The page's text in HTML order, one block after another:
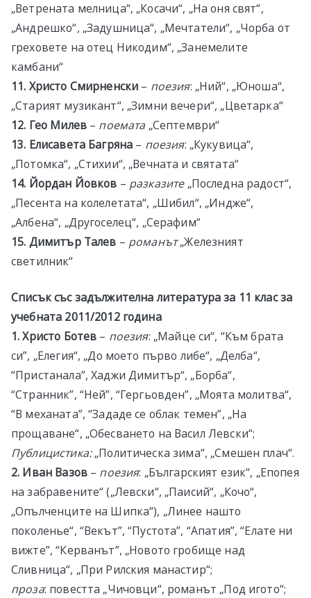
„Ветрената мелница“, „Косачи“, „На оня свят“,
„Андрешко“, „Задушница“, „Мечтатели“, „Чорба от
греховете на отец Никодим“, „Занемелите
камбани“
11. Христо Смирненски – поезия: „Ний“, „Юноша“,
„Старият музикант“, „Зимни вечери“, „Цветарка“
12. Гео Милев– поемата „Септември“
13. Елисавета Багряна – поезия: „Кукувица“,
„Потомка“, „Стихии“, „Вечната и святата“
14. Йордан Йовков – разказите„Последна радост“,
„Песента на колелетата“, „Шибил“, „Индже“,
„Албена“, „Другоселец“, „Серафим“
15. Димитър Талев – романът„Железният
светилник“
Списък със задължителна литература за 11 класза
учебната 2011/2012година
1. Христо Ботев – поезия: „Майце си“, “Към брата
си”, „Елегия“, „До моето първо либе“, „Делба“,
“Пристанала”, Хаджи Димитър“, „Борба“,
“Странник”, “Ней”, “Гергьовден”, „Моята молитва“,
“В механата”, “Зададе се облак темен”, „На
прощаване“, „Обесването на Васил Левски“;
Публицистика:„Политическа зима“, „Смешен плач“.
2. Иван Вазов– поезия: „Българският език“, „Епопея
на забравените“ („Левски“, „Паисий“, „Кочо“,
„Опълченците на Шипка“), „Линее нашто
поколенье“, “Векът”, “Пустота”, “Апатия”, “Елате ни
вижте”, “Керванът”, „Новото гробище над
Сливница“, „При Рилския манастир“;
проза: повестта „Чичовци“, романът „Под игото“;